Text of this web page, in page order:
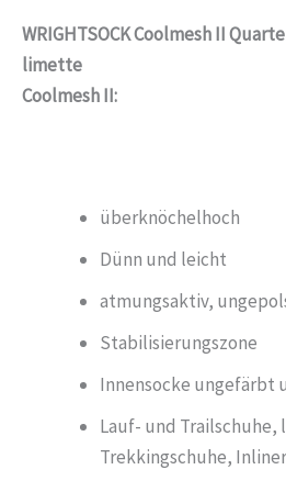
WRIGHTSOCK Coolmesh II
limette
Coolmesh II:
überknöchelhoch
Dünn und leicht
atmungsaktiv,
Stabilisierungszone
Innensocke ungefärbt
Lauf- und Trailschuhe,
Trekkingschuhe,